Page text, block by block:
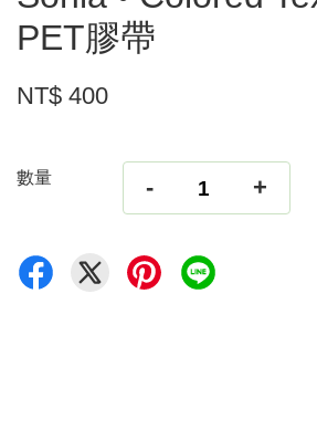
PET膠帶
NT$ 400
數量 - +